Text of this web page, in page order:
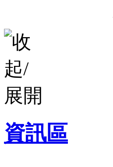
資訊區